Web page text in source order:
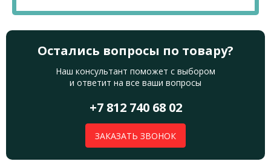
Остались вопросы по товару?
Наш консультант поможет с выбором
и ответит на все ваши вопросы
+7 812 740 68 02
ЗАКАЗАТЬ ЗВОНОК